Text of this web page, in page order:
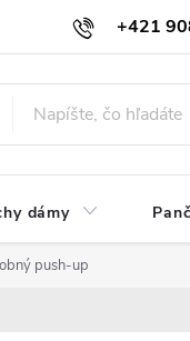
+421
dámy
push-up